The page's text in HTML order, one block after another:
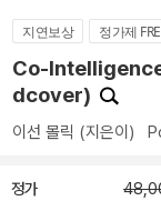
지연보상 정가제
Co-
dcover)
이선 몰릭 (지은이)
정가